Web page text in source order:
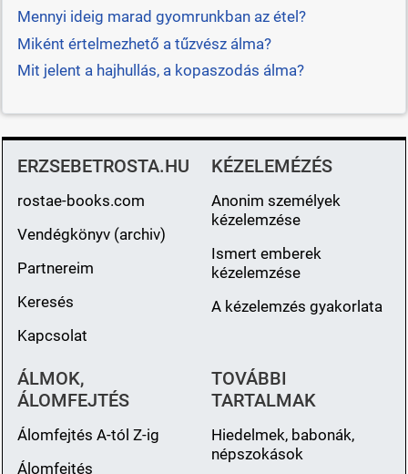
Mennyi ideig marad gyomrunkban az étel?
Miként értelmezhető a tűzvész álma?
Mit jelent a hajhullás, a kopaszodás álma?
ERZSEBETROSTA.HU
rostae-books.com
Vendégkönyv (archiv)
Partnereim
Keresés
Kapcsolat
KÉZELEMÉZÉS
Anonim személyek
kézelemzése
Ismert emberek
kézelemzése
A kézelemzés gyakorlata
ÁLMOK,
ÁLOMFEJTÉS
Álomfejtés A-tól Z-ig
Álomfejtés
TOVÁBBI
TARTALMAK
Hiedelmek, babonák,
népszokások